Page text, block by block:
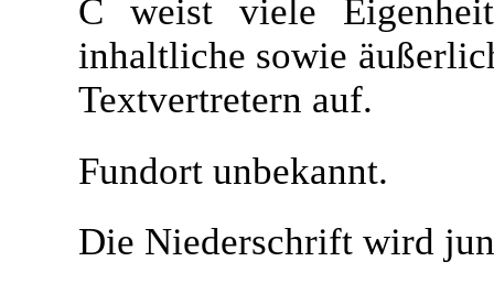
C weist viele
inhaltliche sowie
Textvertretern auf.
Fundort unbekannt.
Die Niederschrift wird